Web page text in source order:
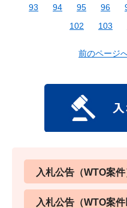
93
94 95 96
102
103
前のページ
入札公告（WTO案件
入札公告（WTO案